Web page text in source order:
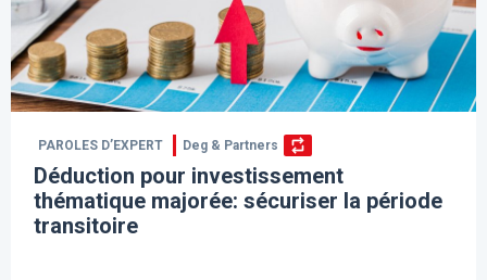
PAROLES D’EXPERT Deg & Partners
Déduction pour investissement
thématique majorée: sécuriser la période
transitoire